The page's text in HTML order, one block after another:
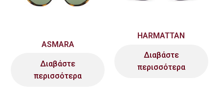
ASMARA
Διαβάστε
περισσότερα
HARMATTAN
Διαβάστε
περισσότερα